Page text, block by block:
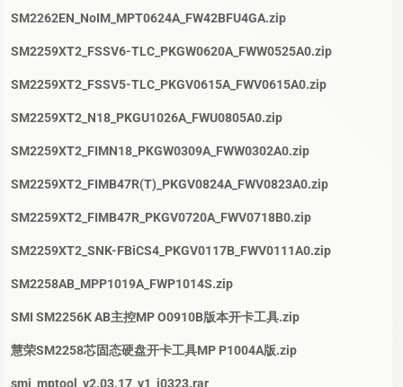
SM2262EN_NoIM_MPT0624A_FW42BFU4GA.zip
SM2259XT2_FSSV6-TLC_PKGW0620A_FWW0525A0.zip
SM2259XT2_FSSV5-TLC_PKGV0615A_FWV0615A0.zip
SM2259XT2_N18_PKGU1026A_FWU0805A0.zip
SM2259XT2_FIMN18_PKGW0309A_FWW0302A0.zip
SM2259XT2_FIMB47R(T)_PKGV0824A_FWV0823A0.zip
SM2259XT2_FIMB47R_PKGV0720A_FWV0718B0.zip
SM2259XT2_SNK-FBiCS4_PKGV0117B_FWV0111A0.zip
SM2258AB_MPP1019A_FWP1014S.zip
SMI SM2256K AB主控MP O0910B版本开卡工具.zip
慧荣SM2258芯固态硬盘开卡工具MP P1004A版.zip
smi_mptool_v2.03.17_v1_j0323.rar